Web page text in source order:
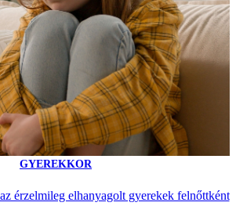
GYEREKKOR
érzelmileg elhanyagolt gyerekek felnőttként